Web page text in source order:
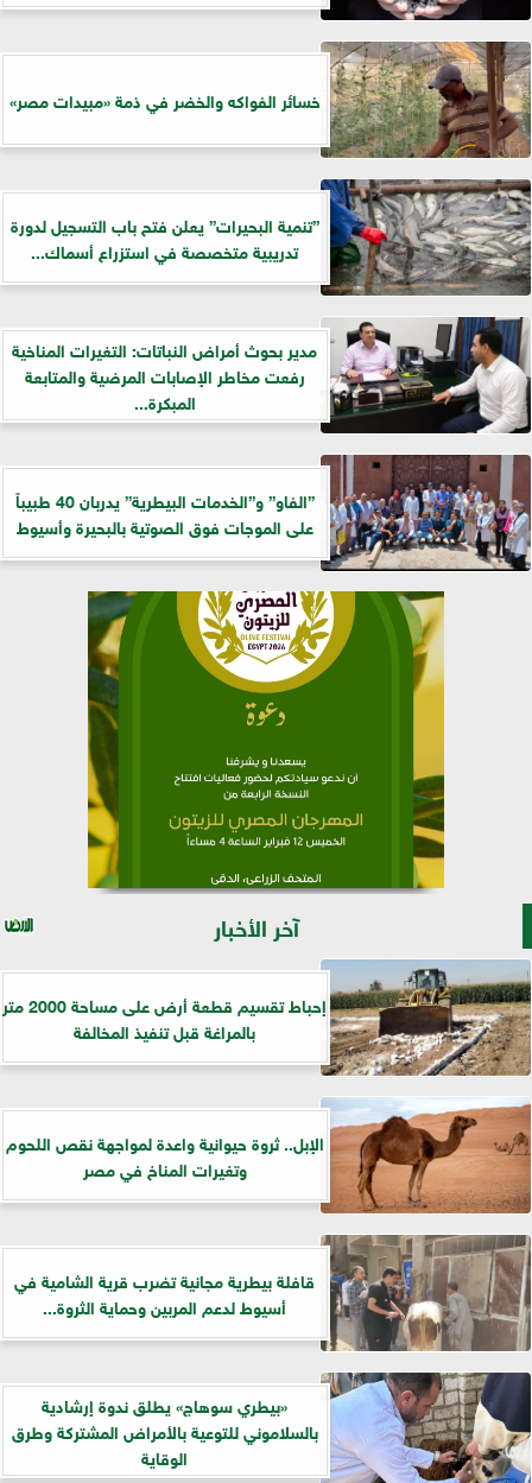
خسائر الفواكه والخضر في ذمة «مبيدات مصر»
”تنمية البحيرات” يعلن فتح باب التسجيل لدورة
تدريبية متخصصة في استزراع أسماك...
مدير بحوث أمراض النباتات: التغيرات المناخية
رفعت مخاطر الإصابات المرضية والمتابعة
المبكرة...
”الفاو” و”الخدمات البيطرية” يدربان 40 طبيباً
على الموجات فوق الصوتية بالبحيرة وأسيوط
آخر الأخبار
إحباط تقسيم قطعة أرض على مساحة 2000 متر
بالمراغة قبل تنفيذ المخالفة
الإبل.. ثروة حيوانية واعدة لمواجهة نقص اللحوم
وتغيرات المناخ في مصر
قافلة بيطرية مجانية تضرب قرية الشامية في
أسيوط لدعم المربين وحماية الثروة...
«بيطري سوهاج» يطلق ندوة إرشادية
بالسلاموني للتوعية بالأمراض المشتركة وطرق
الوقاية